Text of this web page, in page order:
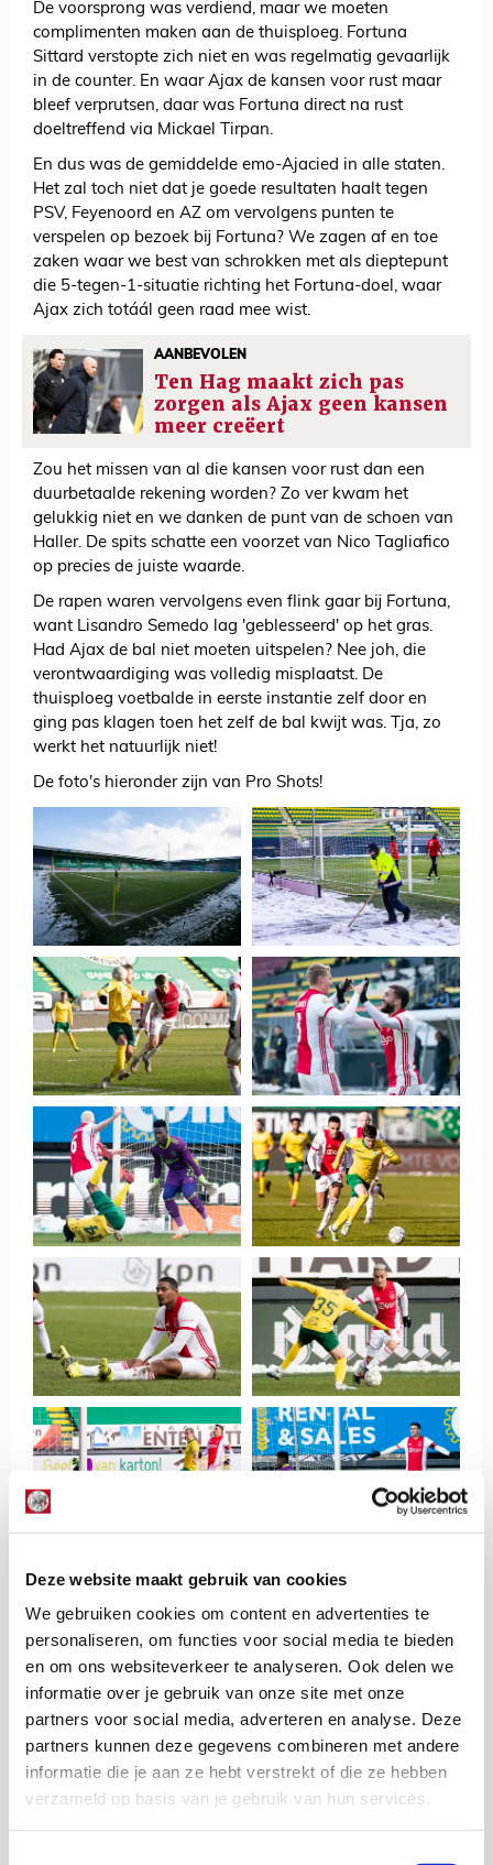
Deze website maakt gebruik van cookies
We gebruiken cookies om content en advertenties te
personaliseren, om functies voor social media te bieden
en om ons websiteverkeer te analyseren. Ook delen we
informatie over je gebruik van onze site met onze
partners voor social media, adverteren en analyse. Deze
partners kunnen deze gegevens combineren met andere
informatie die je aan ze hebt verstrekt of die ze hebben
verzameld op basis van je gebruik van hun services.
De voorsprong was verdiend, maar we moeten
complimenten maken aan de thuisploeg. Fortuna
Sittard verstopte zich niet en was regelmatig gevaarlijk
in de counter. En waar Ajax de kansen voor rust maar
bleef verprutsen, daar was Fortuna direct na rust
doeltreffend via Mickael Tirpan.
En dus was de gemiddelde emo-Ajacied in alle staten.
Het zal toch niet dat je goede resultaten haalt tegen
PSV, Feyenoord en AZ om vervolgens punten te
verspelen op bezoek bij Fortuna? We zagen af en toe
zaken waar we best van schrokken met als dieptepunt
die 5-tegen-1-situatie richting het Fortuna-doel, waar
Ajax zich totáál geen raad mee wist.
AANBEVOLEN
Ten Hag maakt zich pas
zorgen als Ajax geen kansen
meer creëert
Zou het missen van al die kansen voor rust dan een
duurbetaalde rekening worden? Zo ver kwam het
gelukkig niet en we danken de punt van de schoen van
Haller. De spits schatte een voorzet van Nico Tagliafico
op precies de juiste waarde.
De rapen waren vervolgens even flink gaar bij Fortuna,
want Lisandro Semedo lag 'geblesseerd' op het gras.
Had Ajax de bal niet moeten uitspelen? Nee joh, die
verontwaardiging was volledig misplaatst. De
thuisploeg voetbalde in eerste instantie zelf door en
ging pas klagen toen het zelf de bal kwijt was. Tja, zo
werkt het natuurlijk niet!
De foto's hieronder zijn van Pro Shots!